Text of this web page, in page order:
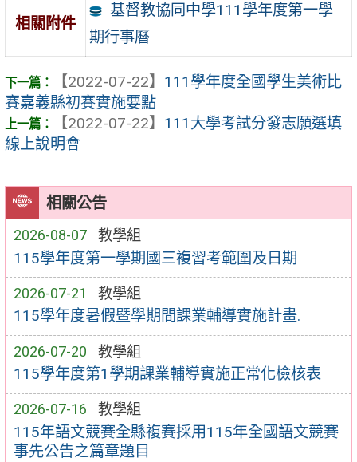
相關公告
2026-08-07 教學組
115學年度第一學期國三複習考範圍及日期
2026-07-21 教學組
115學年度暑假暨學期間課業輔導實施計畫.
2026-07-20 教學組
115學年度第1學期課業輔導實施正常化檢核表
2026-07-16 教學組
115年語文競賽全縣複賽採用115年全國語文競賽
事先公告之篇章題目
相關附件
基督教協同中學111學年度第一學
期行事曆
【2022-07-22】 111學年度全國學生美術比
賽嘉義縣初賽實施要點
【2022-07-22】 111大學考試分發志願選填
線上說明會